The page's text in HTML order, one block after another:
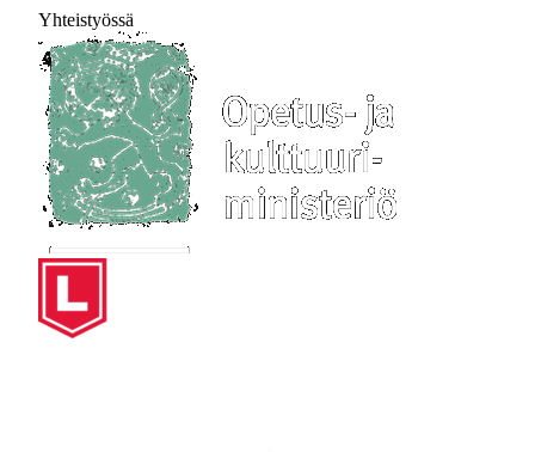
Yhteistyössä